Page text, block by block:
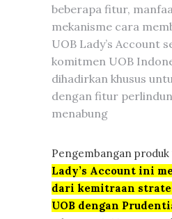
beberapa fitur,
mekanisme cara
UOB Lady’s Account
komitmen UOB
dihadirkan khusus
dengan fitur
menabung
Pengembangan
Lady’s Account ini
dari kemitraan
UOB dengan